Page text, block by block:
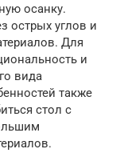
осанку.
острых углов и
Для
и
вида
также
стол с